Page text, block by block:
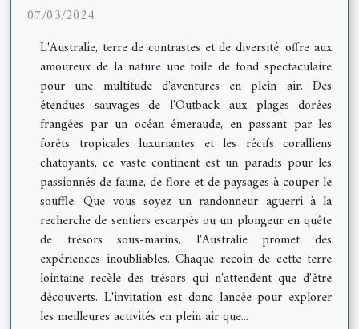
07/03/2024
L'Australie, terre de contrastes et de diversité, offre aux
amoureux de la nature une toile de fond spectaculaire
pour une multitude d'aventures en plein air. Des
étendues sauvages de l'Outback aux plages dorées
frangées par un océan émeraude, en passant par les
forêts tropicales luxuriantes et les récifs coralliens
chatoyants, ce vaste continent est un paradis pour les
passionnés de faune, de flore et de paysages à couper le
souffle. Que vous soyez un randonneur aguerri à la
recherche de sentiers escarpés ou un plongeur en quête
de trésors sous-marins, l'Australie promet des
expériences inoubliables. Chaque recoin de cette terre
lointaine recèle des trésors qui n'attendent que d'être
découverts. L'invitation est donc lancée pour explorer
les meilleures activités en plein air que...